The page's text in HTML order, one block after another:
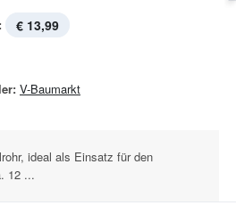
€ 13,99
V-Baumarkt
ideal als Einsatz für den
12 ...